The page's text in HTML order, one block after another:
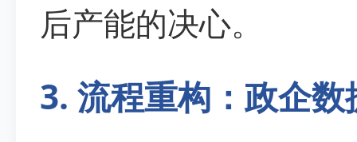
后产能的决心。
3. 流程重构：政企数